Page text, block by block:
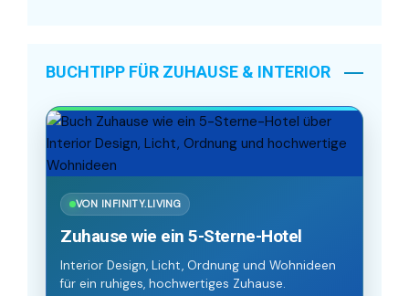
BUCHTIPP FÜR ZUHAUSE & INTERIOR
VON INFINITY.LIVING
Zuhause wie ein 5-Sterne-Hotel
Interior Design, Licht, Ordnung und Wohnideen
für ein ruhiges, hochwertiges Zuhause.